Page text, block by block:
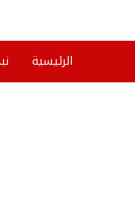
الرئيسية